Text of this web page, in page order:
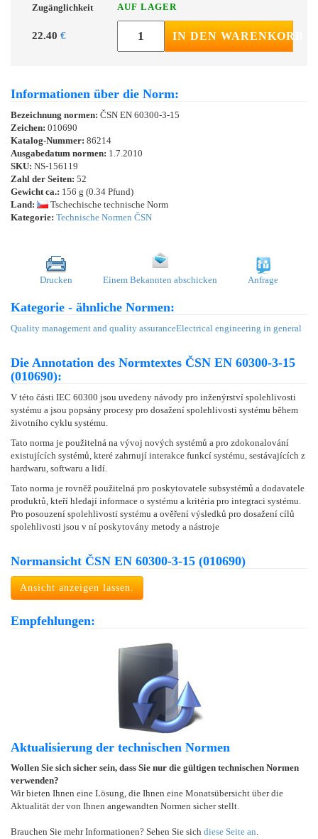
Zugänglichkeit AUF LAGER
22.40 € IN DEN WARENKORB
Informationen über die Norm:
Bezeichnung normen: ČSN EN 60300-3-15
Zeichen: 010690
Katalog-Nummer: 86214
Ausgabedatum normen: 1.7.2010
SKU: NS-156119
Zahl der Seiten: 52
Gewicht ca.: 156 g (0.34 Pfund)
Land:
Tschechische technische Norm
Kategorie: Technische Normen ČSN
Drucken Einem Bekannten abschicken Anfrage
Kategorie - ähnliche Normen:
Quality management and quality assuranceElectrical engineering in general
Die Annotation des Normtextes ČSN EN 60300-3-15
(010690):
V této části IEC 60300 jsou uvedeny návody pro inženýrství spolehlivosti
systému a jsou popsány procesy pro dosažení spolehlivosti systému během
životního cyklu systému.
Tato norma je použitelná na vývoj nových systémů a pro zdokonalování
existujících systémů, které zahrnují interakce funkcí systému, sestávajících z
hardwaru, softwaru a lidí.
Tato norma je rovněž použitelná pro poskytovatele subsystémů a dodavatele
produktů, kteří hledají informace o systému a kritéria pro integraci systému.
Pro posouzení spolehlivosti systému a ověření výsledků pro dosažení cílů
spolehlivosti jsou v ní poskytovány metody a nástroje
Normansicht ČSN EN 60300-3-15 (010690)
Ansicht anzeigen lassen.
Empfehlungen:
Aktualisierung der technischen Normen
Wollen Sie sich sicher sein, dass Sie nur die gültigen technischen Normen
verwenden?
Wir bieten Ihnen eine Lösung, die Ihnen eine Monatsübersicht über die
Aktualität der von Ihnen angewandten Normen sicher stellt.
Brauchen Sie mehr Informationen? Sehen Sie sich diese Seite an